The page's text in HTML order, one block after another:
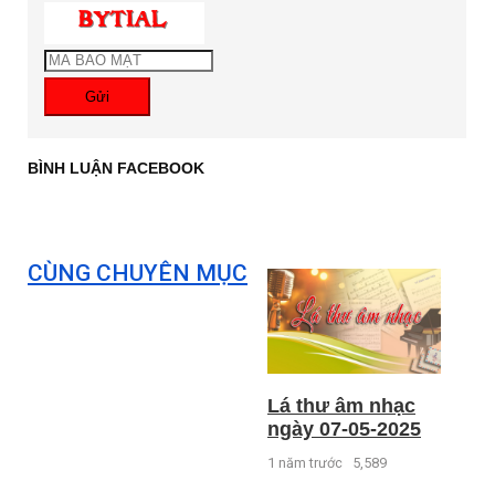
Gửi
BÌNH LUẬN FACEBOOK
CÙNG CHUYÊN MỤC
Lá thư âm nhạc
ngày 07-05-2025
1 năm trước 5,589